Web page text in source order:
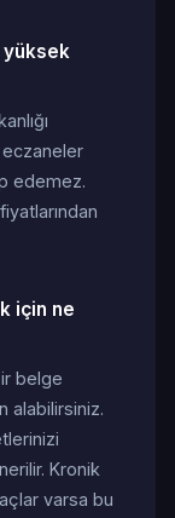
edemez.
için ne
belge
alabilirsiniz.
Kronik
varsa bu